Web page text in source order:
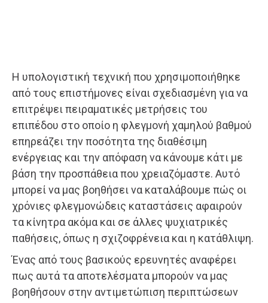
Η υπολογιστική τεχνική που χρησιμοποιήθηκε
από τους επιστήμονες είναι σχεδιασμένη για να
επιτρέψει πειραματικές μετρήσεις του
επιπέδου στο οποίο η φλεγμονή χαμηλού βαθμού
επηρεάζει την ποσότητα της διαθέσιμη
ενέργειας και την απόφαση να κάνουμε κάτι με
βάση την προσπάθεια που χρειαζόμαστε. Αυτό
μπορεί να μας βοηθήσει να καταλάβουμε πώς οι
χρόνιες φλεγμονώδεις καταστάσεις αφαιρούν
τα κίνητρα ακόμα και σε άλλες ψυχιατρικές
παθήσεις, όπως η σχιζοφρένεια και η κατάθλιψη.
Ένας από τους βασικούς ερευνητές αναφέρει
πως αυτά τα αποτελέσματα μπορούν να μας
βοηθήσουν στην αντιμετώπιση περιπτώσεων